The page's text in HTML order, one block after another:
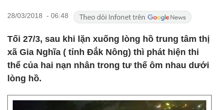
28/03/2018 - 06:48
Tối 27/3, sau khi lặn xuống lòng hồ trung tâm thị
xã Gia Nghĩa ( tỉnh Đắk Nông) thì phát hiện thi
thể của hai nạn nhân trong tư thế ôm nhau dưới
lòng hồ.